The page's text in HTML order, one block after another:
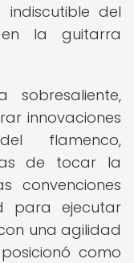
del
la guitarra
innovaciones
flamenco,
de tocar la
convenciones
para ejecutar
una agilidad
como